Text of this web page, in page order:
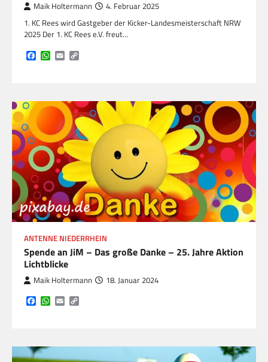
Maik Holtermann 4. Februar 2025
1. KC Rees wird Gastgeber der Kicker-Landesmeisterschaft NRW
2025 Der 1. KC Rees e.V. freut…
Facebook
WhatsApp
Email
ANTENNE NIEDERRHEIN
Spende an JiM – Das große Danke – 25. Jahre Aktion
Lichtblicke
Maik Holtermann 18. Januar 2024
Facebook
WhatsApp
Email